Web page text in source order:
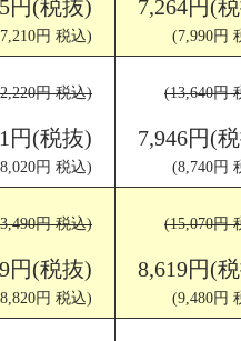
円(税抜)
円 税込)
7,264円(
(7,990円
円 税込)
円(税抜)
円 税込)
(13,640円
7,946円(
(8,740円
円 税込)
円(税抜)
円 税込)
(15,070円
8,619円(
(9,480円